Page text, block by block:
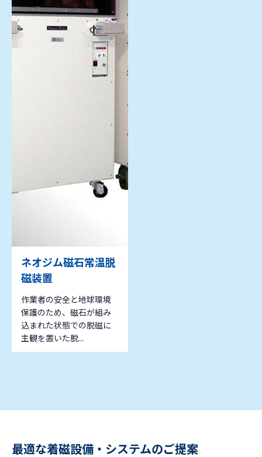
ネオジム磁石常温脱
磁装置
作業者の安全と地球環境
保護のため、磁石が組み
込まれた状態での脱磁に
主観を置いた脱...
最適な着磁設備・システムのご提案